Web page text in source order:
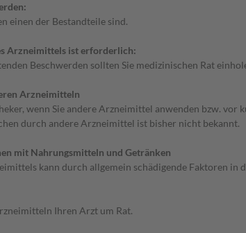
einen der Bestandteile sind.
Arzneimittels ist erforderlich:
Beschwerden sollten Sie medizinischen Rat
Arzneimitteln
wenn Sie andere Arzneimittel anwenden bzw.
durch andere Arzneimittel ist bisher nicht bekannt.
mit Nahrungsmitteln und Getränken
kann durch allgemein schädigende Faktoren in
Ihren Arzt um Rat.